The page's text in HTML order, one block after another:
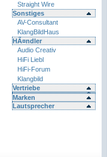
Straight Wire
Sonstiges
AV-Consultant
KlangBildHaus
HÃ¤ndler
Audio Creativ
HiFi Liebl
HiFi-Forum
Klangbild
Vertriebe
Marken
Lautsprecher